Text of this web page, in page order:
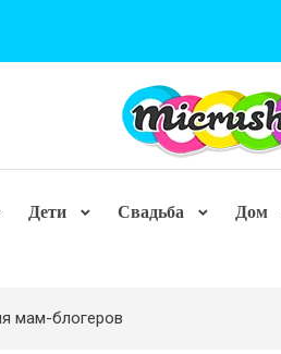
Дети Свадьба Дом
мам-блогеров